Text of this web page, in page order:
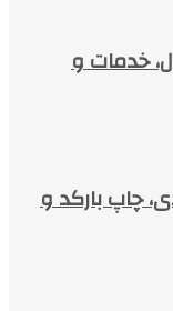
خدمات و
چاپ بارکد و